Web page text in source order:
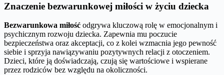
Znaczenie bezwarunkowej miłości w życiu dziecka
Bezwarunkowa miłość odgrywa kluczową rolę w emocjonalnym i
psychicznym rozwoju dziecka. Zapewnia mu poczucie
bezpieczeństwa oraz akceptacji, co z kolei wzmacnia jego pewność
siebie i sprzyja nawiązywaniu pozytywnych relacji z otoczeniem.
Dzieci, które ją doświadczają, czują się wartościowe i wspierane
przez rodziców bez względu na okoliczności.